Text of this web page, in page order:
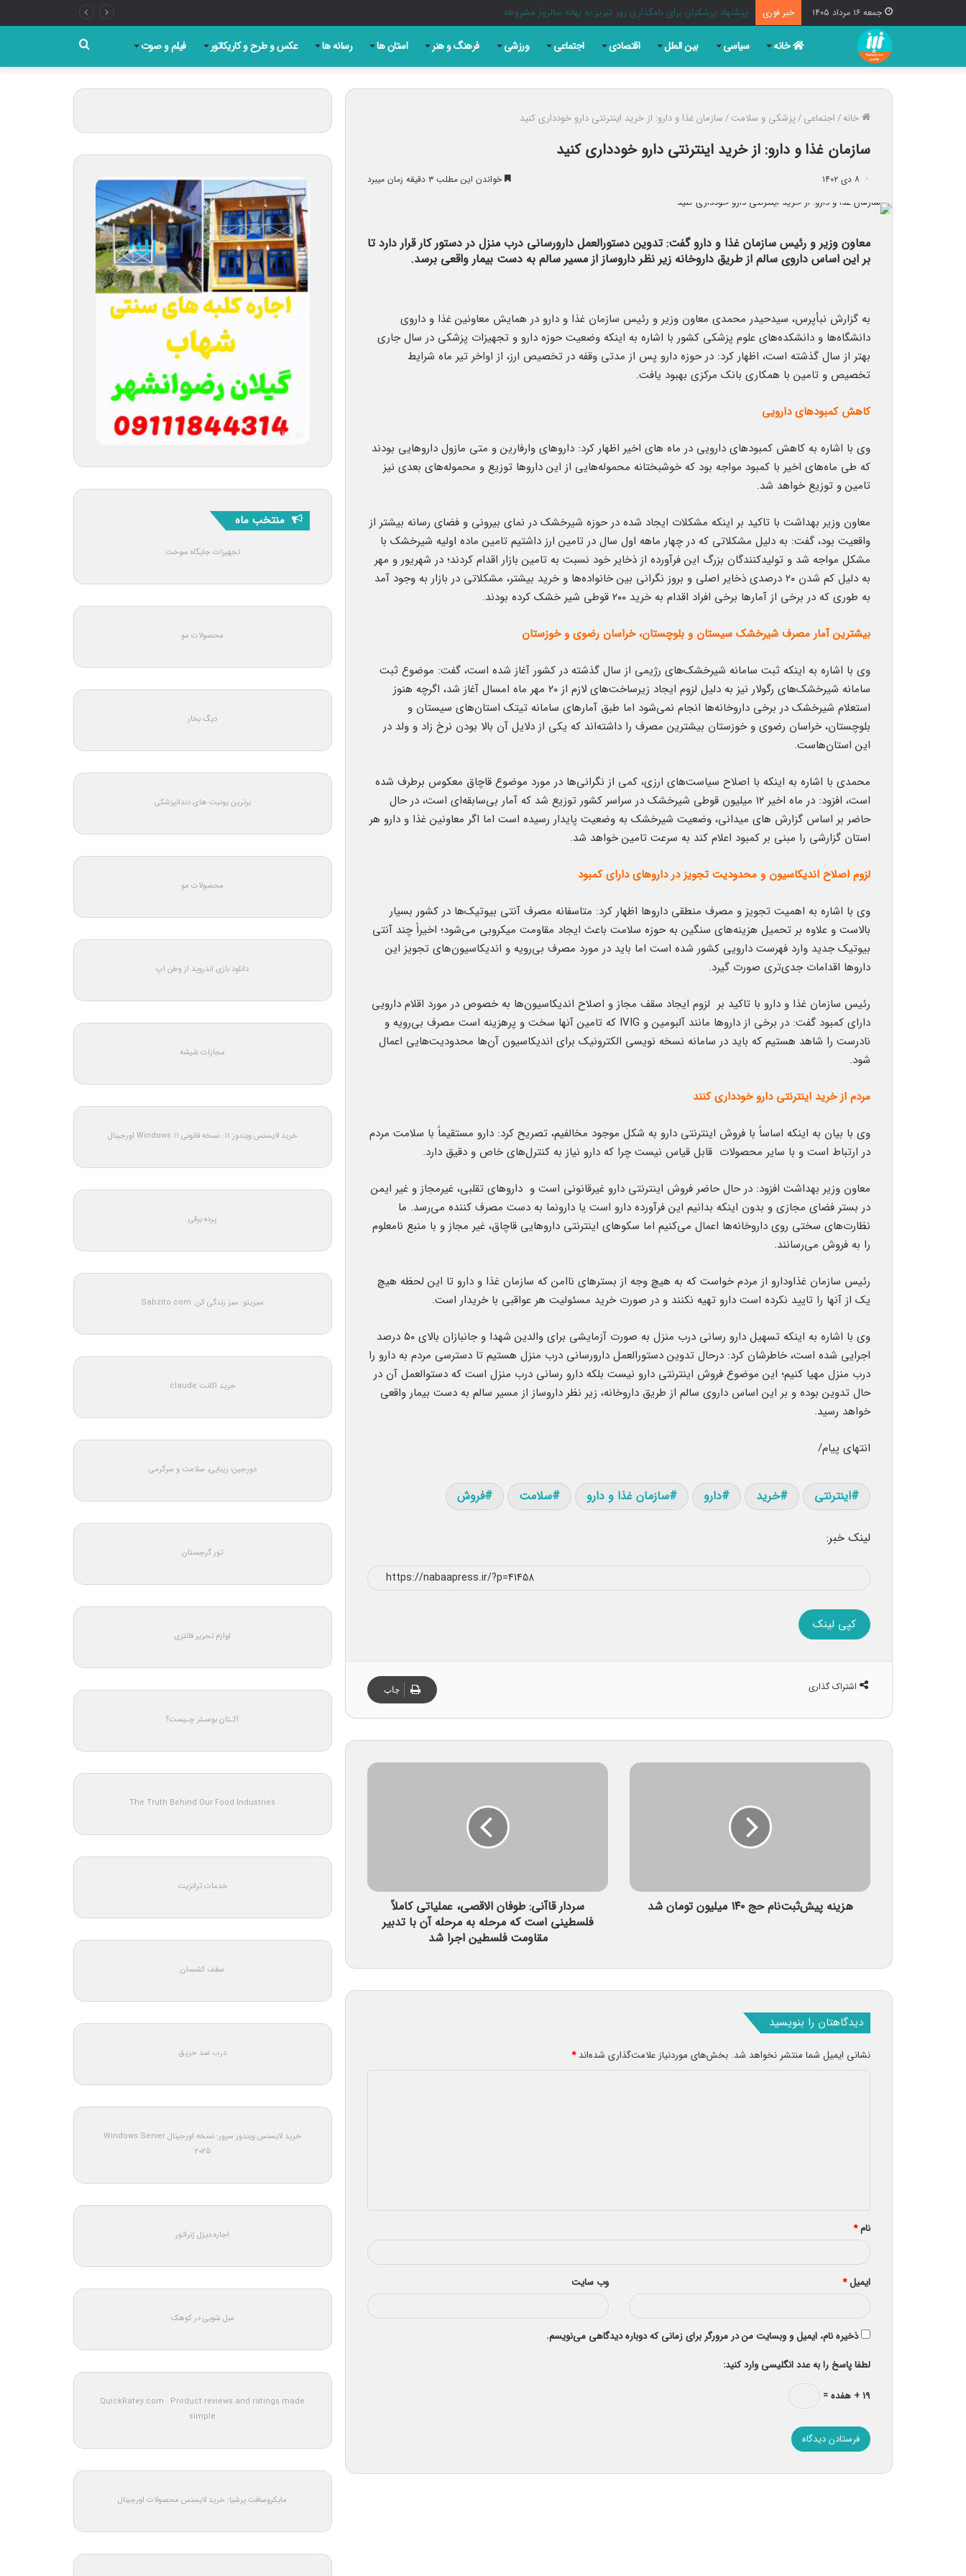
جمعه ۱۶ مرداد ۱۴۰۵ خبر فوری وزارت اطلاعات: ۲۱ مزدور موساد و ۴ شرور مسلح در کرمان بازداشت شدند
خانه سیاسی بین الملل اقتصادی اجتماعی ورزشی فرهنگ و هنر استان ها رسانه ها عکس و طرح و کاریکاتور فیلم و صوت
برای
خانه/اجتماعی/پزشکی و سلامت/سازمان غذا و دارو: از خرید اینترنتی دارو خودداری کنید
سازمان غذا و دارو: از خرید اینترنتی دارو خودداری کنید
۸ دی ۱۴۰۲ خواندن این مطلب ۳ دقیقه زمان میبرد
معاون وزیر و رئیس سازمان غذا و دارو گفت: تدوین دستورالعمل دارورسانی درب منزل در دستور کار قرار دارد تا
بر این اساس داروی سالم از طریق داروخانه زیر نظر داروساز از مسیر سالم به دست بیمار واقعی برسد.
به گزارش نبأپرس، سیدحیدر محمدی معاون وزیر و رئیس سازمان غذا و دارو در همایش معاونین غذا و داروی
دانشگاه‌ها و دانشکده‌های علوم پزشکی کشور با اشاره به اینکه وضعیت حوزه دارو و تجهیزات پزشکی در سال جاری
بهتر از سال گذشته است، اظهار کرد: در حوزه دارو پس از مدتی وقفه در تخصیص ارز، از اواخر تیر ماه شرایط
تخصیص و تامین با همکاری بانک مرکزی بهبود یافت.
کاهش کمبودهای دارویی
وی با اشاره به کاهش کمبودهای دارویی در ماه های اخیر اظهار کرد: داروهای وارفارین و متی مازول داروهایی بودند
که طی ماه‌های اخیر با کمبود مواجه بود که خوشبختانه محموله‌هایی از این داروها توزیع و محموله‌های بعدی نیز
تامین و توزیع خواهد شد.
معاون وزیر بهداشت با تاکید بر اینکه مشکلات ایجاد شده در حوزه شیرخشک در نمای بیرونی و فضای رسانه بیشتر از
واقعیت بود، گفت: به دلیل مشکلاتی که در چهار ماهه اول سال در تامین ارز داشتیم تامین ماده اولیه شیرخشک با
مشکل مواجه شد و تولیدکنندگان بزرگ این فرآورده از ذخایر خود نسبت به تامین بازار اقدام کردند؛ در شهریور و مهر
به دلیل کم شدن ۲۰ درصدی ذخایر اصلی و بروز نگرانی بین خانواده‌ها و خرید بیشتر، مشکلاتی در بازار به وجود آمد
به طوری که در برخی از آمارها برخی افراد اقدام به خرید ۲۰۰ قوطی شیر خشک کرده بودند.
بیشترین آمار مصرف شیرخشک سیستان و بلوچستان، خراسان رضوی و خوزستان
وی با اشاره به اینکه ثبت سامانه شیرخشک‌های رژیمی از سال گذشته در کشور آغاز شده است، گفت: موضوع ثبت
سامانه شیرخشک‌های رگولار نیز به دلیل لزوم ایجاد زیرساخت‌های لازم از ۲۰ مهر ماه امسال آغاز شد، اگرچه هنوز
استعلام شیرخشک در برخی داروخانه‌ها انجام نمی‌شود اما طبق آمارهای سامانه تیتک استان‌های سیستان و
بلوچستان، خراسان رضوی و خوزستان بیشترین مصرف را داشته‌اند که یکی از دلایل آن بالا بودن نرخ زاد و ولد در
این استان‌هاست.
محمدی با اشاره به اینکه با اصلاح سیاست‌های ارزی، کمی از نگرانی‌ها در مورد موضوع قاچاق معکوس برطرف شده
است، افزود: در ماه اخیر ۱۲ میلیون قوطی شیرخشک در سراسر کشور توزیع شد که آمار بی‌سابقه‌ای است، در حال
حاضر بر اساس گزارش های میدانی، وضعیت شیرخشک به وضعیت پایدار رسیده است اما اگر معاونین غذا و دارو هر
استان گزارشی را مبنی بر کمبود اعلام کند به سرعت تامین خواهد شد.
لزوم اصلاح اندیکاسیون و محدودیت تجویز در داروهای دارای کمبود
وی با اشاره به اهمیت تجویز و مصرف منطقی داروها اظهار کرد: متاسفانه مصرف آنتی بیوتیک‌ها در کشور بسیار
بالاست و علاوه بر تحمیل هزینه‌های سنگین به حوزه سلامت باعث ایجاد مقاومت میکروبی می‌شود؛ اخیراً چند آنتی
بیوتیک جدید وارد فهرست دارویی کشور شده است اما باید در مورد مصرف بی‌رویه و اندیکاسیون‌های تجویز این
داروها اقدامات جدی‌تری صورت گیرد.
رئیس سازمان غذا و دارو با تاکید بر لزوم ایجاد سقف مجاز و اصلاح اندیکاسیون‌ها به خصوص در مورد اقلام دارویی
دارای کمبود گفت: در برخی از داروها مانند آلبومین و IVIG که تامین آنها سخت و پرهزینه است مصرف بی‌رویه و
نادرست را شاهد هستیم که باید در سامانه نسخه نویسی الکترونیک برای اندیکاسیون آن‌ها محدودیت‌هایی اعمال
شود‌.
مردم از خرید اینترنتی دارو خودداری کنند
وی با بیان به اینکه اساساً با فروش اینترنتی دارو به شکل موجود مخالفیم، تصریح کرد: دارو مستقیماً با سلامت مردم
در ارتباط است و با سایر محصولات قابل قیاس نیست چرا که دارو نیاز به کنترل‌های خاص و دقیق دارد.
معاون وزیر بهداشت افزود: در حال حاضر فروش اینترنتی دارو غیرقانونی است و داروهای تقلبی، غیرمجاز و غیر ایمن
در بستر فضای مجازی و بدون اینکه بدانیم این فرآورده دارو است یا دارونما به دست مصرف کننده می‌رسد. ما
نظارت‌های سختی روی داروخانه‌ها اعمال می‌کنیم اما سکوهای اینترنتی داروهایی قاچاق، غیر مجاز و با منبع نامعلوم
را به فروش می‌رسانند.
رئیس سازمان غذاودارو از مردم خواست که به هیچ وجه از بسترهای ناامن که سازمان غذا و دارو تا این لحظه هیچ
یک از آنها را تایید نکرده است دارو تهیه نکنند و در صورت خرید مسئولیت هر عواقبی با خریدار است.
وی با اشاره به اینکه تسهیل دارو رسانی درب منزل به صورت آزمایشی برای والدین شهدا و جانبازان بالای ۵۰ درصد
اجرایی شده است، خاطرشان کرد: درحال تدوین دستورالعمل دارورسانی درب منزل هستیم تا دسترسی مردم به دارو را
درب منزل مهیا کنیم؛ این موضوع فروش اینترنتی دارو نیست بلکه دارو رسانی درب منزل است که دستوالعمل آن در
حال تدوین بوده و بر این اساس داروی سالم از طریق داروخانه، زیر نظر داروساز از مسیر سالم به دست بیمار واقعی
خواهد رسید.
انتهای پیام/
اینترنتی خرید دارو سازمان غذا و دارو سلامت فروش
لینک خبر:
کپی لینک
اشتراک گذاری چاپ
هزینه پیش‌ثبت‌نام حج ۱۴۰ میلیون تومان شد
سردار قاآنی: طوفان الاقصی، عملیاتی کاملاً
فلسطینی است که مرحله به مرحله آن با تدبیر
مقاومت فلسطین اجرا شد
دیدگاهتان را بنویسید
نشانی ایمیل شما منتشر نخواهد شد. بخش‌های موردنیاز علامت‌گذاری شده‌اند*
*
نام*
ایمیل* وب‌ سایت
ذخیره نام، ایمیل و وبسایت من در مرورگر برای زمانی که دوباره دیدگاهی می‌نویسم.
لطفا پاسخ را به عدد انگلیسی وارد کنید:
۱۹ + هفده =
منتخب ماه
تجهیزات جایگاه سوخت
محصولات مو
دیگ بخار
برترین یونیت های دندانپزشکی
محصولات مو
دانلود بازی اندروید از وطن اپ
مجازات شیشه
خرید لایسنس ویندوز 11: نسخه قانونی Windows 11 اورجینال
پرده برقی
سبزیتو: سبز زندگی کن: Sabzito.com
خرید اکانت claude
دورجین؛ زیبایی، سلامت و سرگرمی
تور گرجستان
لوازم تحریر فانتزی
اکـتان بوسـتر چـیست؟
The Truth Behind Our Food Industries
خدمات ترانزیت
سقف کشسان
درب ضد حریق
خرید لایسنس ویندوز سرور: نسخه اورجینال Windows Server
2025
اجاره دیزل ژنراتور
مبل شویی در کوهک
QuickRatey.com : Product reviews and ratings made
simple
مایکروسافت پرشیا: خرید لایسنس محصولات اورجینال